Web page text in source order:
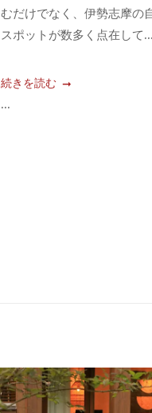
むだけでなく、伊勢志摩の
スポットが数多く点在して...
続きを読む
...